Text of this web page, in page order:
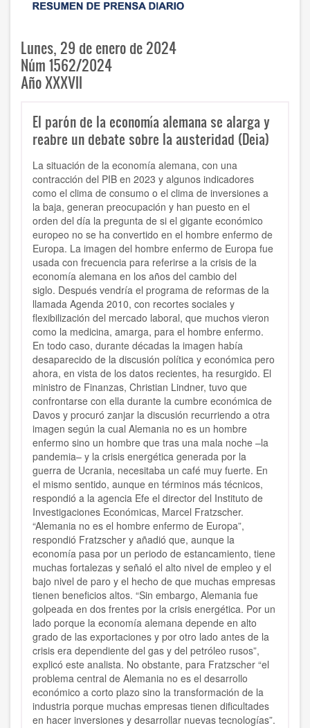
Lunes, 29 de enero de 2024
Núm 1562/2024
Año XXXVII
El parón de la economía alemana se alarga y
reabre un debate sobre la austeridad (Deia)
La situación de la economía alemana, con una
contracción del PIB en 2023 y algunos indicadores
como el clima de consumo o el clima de inversiones a
la baja, generan preocupación y han puesto en el
orden del día la pregunta de si el gigante económico
europeo no se ha convertido en el hombre enfermo de
Europa. La imagen del hombre enfermo de Europa fue
usada con frecuencia para referirse a la crisis de la
economía alemana en los años del cambio del
siglo. Después vendría el programa de reformas de la
llamada Agenda 2010, con recortes sociales y
flexibilización del mercado laboral, que muchos vieron
como la medicina, amarga, para el hombre enfermo.
En todo caso, durante décadas la imagen había
desaparecido de la discusión política y económica pero
ahora, en vista de los datos recientes, ha resurgido. El
ministro de Finanzas, Christian Lindner, tuvo que
confrontarse con ella durante la cumbre económica de
Davos y procuró zanjar la discusión recurriendo a otra
imagen según la cual Alemania no es un hombre
enfermo sino un hombre que tras una mala noche –la
pandemia– y la crisis energética generada por la
guerra de Ucrania, necesitaba un café muy fuerte. En
el mismo sentido, aunque en términos más técnicos,
respondió a la agencia Efe el director del Instituto de
Investigaciones Económicas, Marcel Fratzscher.
“Alemania no es el hombre enfermo de Europa”,
respondió Fratzscher y añadió que, aunque la
economía pasa por un periodo de estancamiento, tiene
muchas fortalezas y señaló el alto nivel de empleo y el
bajo nivel de paro y el hecho de que muchas empresas
tienen beneficios altos. “Sin embargo, Alemania fue
golpeada en dos frentes por la crisis energética. Por un
lado porque la economía alemana depende en alto
grado de las exportaciones y por otro lado antes de la
crisis era dependiente del gas y del petróleo rusos”,
explicó este analista. No obstante, para Fratzscher “el
problema central de Alemania no es el desarrollo
económico a corto plazo sino la transformación de la
industria porque muchas empresas tienen dificultades
en hacer inversiones y desarrollar nuevas tecnologías”.